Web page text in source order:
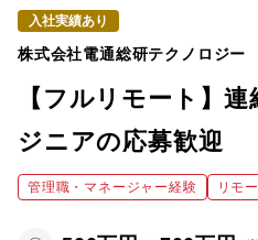
入社実績あり
株式会社電通総研テクノロジー
【フルリモート】
ジニアの応募歓迎
管理職・マネージャー経験 リモ